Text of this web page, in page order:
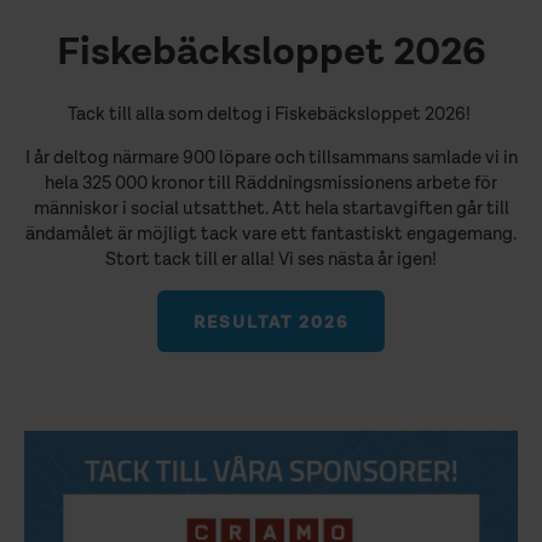
Fiskebäcksloppet 2026
Tack till alla som deltog i Fiskebäcksloppet 2026!
I år deltog närmare 900 löpare och tillsammans samlade vi in
hela 325 000 kronor till Räddningsmissionens arbete för
människor i social utsatthet. Att hela startavgiften går till
ändamålet är möjligt tack vare ett fantastiskt engagemang.
Stort tack till er alla! Vi ses nästa år igen!
RESULTAT 2026